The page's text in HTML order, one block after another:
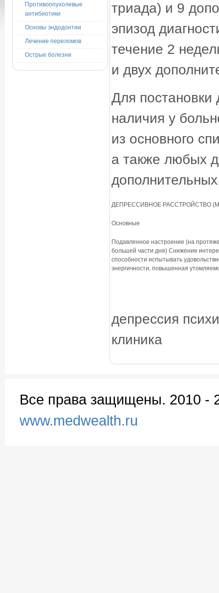
Противоопухолевые
антибиотики
Основы эндодонтии
Лечение переломов
Острые болезни
триада) и 9
эпизод
течение 2
и двух
Для постановки
наличия у
из основного
а также любых
ДЕПРЕССИВНОЕ РАССТРОЙСТВО
Основные
Подавленное настроение (на
большей части дня) Снижение
способности испытывать
энергичности, повышенная
депрессия
клиника
Все права защищены. 2010 -
www.medwealth.ru